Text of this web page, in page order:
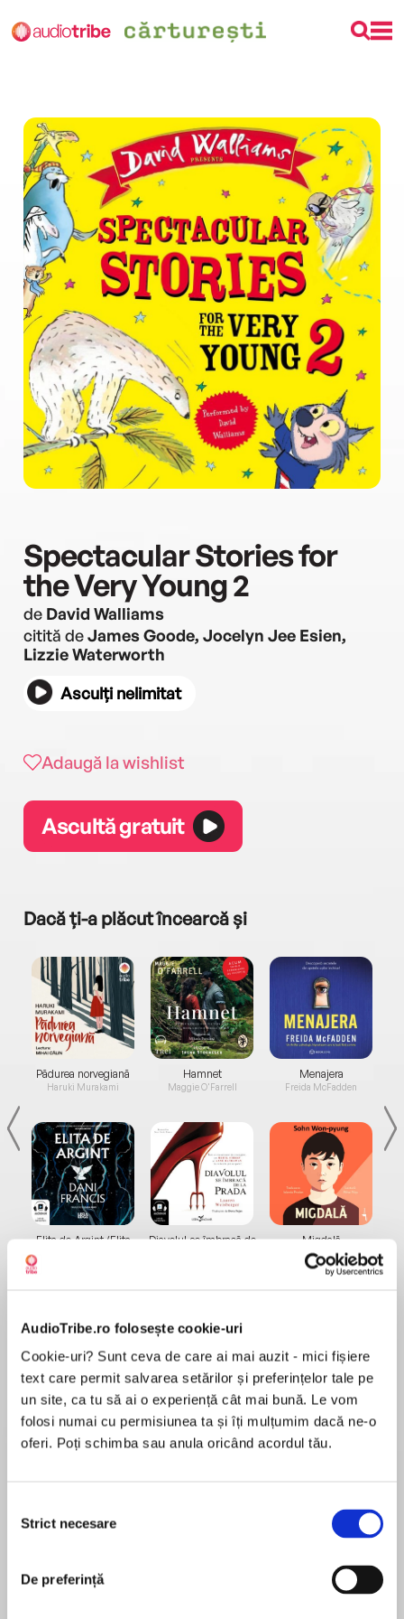
AudioTribe.ro folosește cookie-uri
Cookie-uri? Sunt ceva de care ai mai auzit - mici fișiere
text care permit salvarea setărilor și preferințelor tale pe
un site, ca tu să ai o experiență cât mai bună. Le vom
folosi numai cu permisiunea ta și îți mulțumim dacă ne-o
oferi. Poți schimba sau anula oricând acordul tău.
consimțământului
Strict necesare
De preferință
Spectacular Stories for
the Very Young 2
de David Walliams
citită deJames Goode, Jocelyn Jee Esien,
Lizzie Waterworth
Asculți nelimitat
Adaugă la wishlist
Ascultă gratuit
Dacă ți-a plăcut încearcă și
Pădurea norvegiană
Haruki Murakami
Elita de Argint (Elita
Hamnet
Maggie O'Farrell
Diavolul se îmbracă de
Menajera
Freida McFadden
Migdală
Sohn Won-pyung
Despre carte
Four more of David Walliams’ side-splitting
stories on one spectacular CD! Read by the
number-one bestselling author himself.
Thirty-nine minutes of side-splitting stories for
includes:
În acest moment nu există recenzii